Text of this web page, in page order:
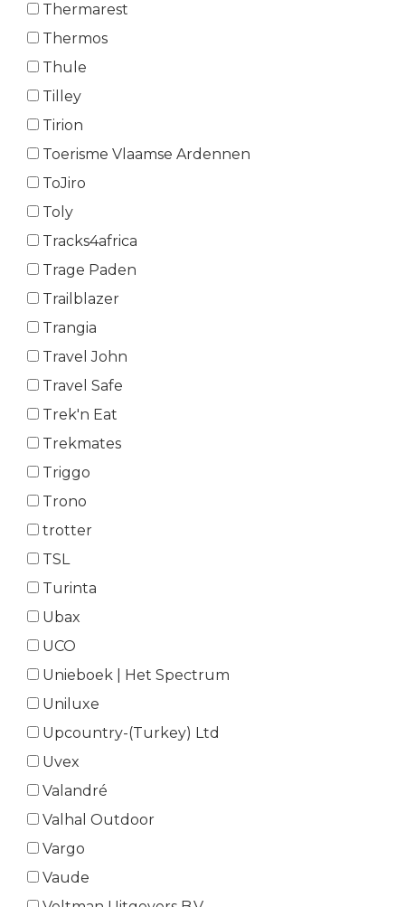
Thermarest
Thermos
Thule
Tilley
Tirion
Toerisme Vlaamse Ardennen
ToJiro
Toly
Tracks4africa
Trage Paden
Trailblazer
Trangia
Travel John
Travel Safe
Trek'n Eat
Trekmates
Triggo
Trono
trotter
TSL
Turinta
Ubax
UCO
Unieboek | Het Spectrum
Uniluxe
Upcountry-(Turkey) Ltd
Uvex
Valandré
Valhal Outdoor
Vargo
Vaude